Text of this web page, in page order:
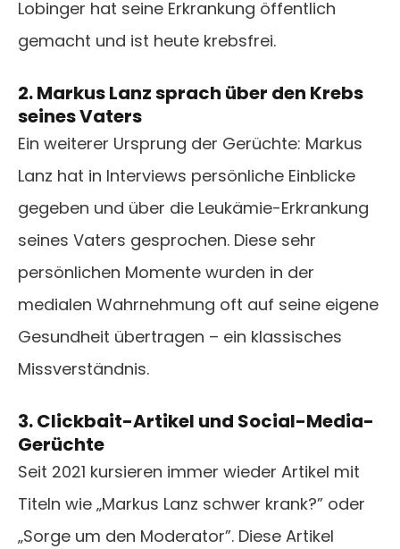
Lobinger hat seine Erkrankung öffentlich
gemacht und ist heute krebsfrei.
2. Markus Lanz sprach über den Krebs
seines Vaters
Ein weiterer Ursprung der Gerüchte: Markus
Lanz hat in Interviews persönliche Einblicke
gegeben und über die Leukämie-Erkrankung
seines Vaters gesprochen. Diese sehr
persönlichen Momente wurden in der
medialen Wahrnehmung oft auf seine eigene
Gesundheit übertragen – ein klassisches
Missverständnis.
3. Clickbait-Artikel und Social-Media-
Gerüchte
Seit 2021 kursieren immer wieder Artikel mit
Titeln wie „Markus Lanz schwer krank?” oder
„Sorge um den Moderator”. Diese Artikel